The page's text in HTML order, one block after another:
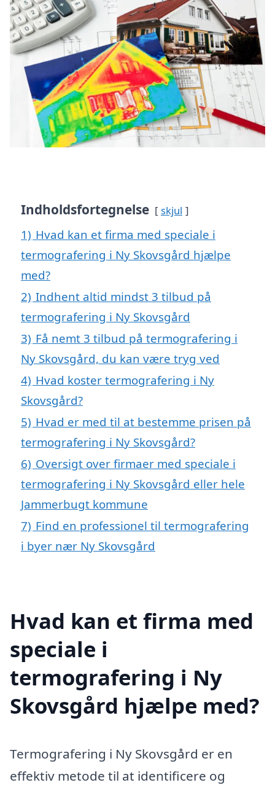
Indholdsfortegnelse skjul
1) Hvad kan et firma med speciale i
termografering i Ny Skovsgård hjælpe
med?
2) Indhent altid mindst 3 tilbud på
termografering i Ny Skovsgård
3) Få nemt 3 tilbud på termografering i
Ny Skovsgård, du kan være tryg ved
4) Hvad koster termografering i Ny
Skovsgård?
5) Hvad er med til at bestemme prisen på
termografering i Ny Skovsgård?
6) Oversigt over firmaer med speciale i
termografering i Ny Skovsgård eller hele
Jammerbugt kommune
7) Find en professionel til termografering
i byer nær Ny Skovsgård
Hvad kan et firma med
speciale i
termografering i Ny
Skovsgård hjælpe med?
Termografering i Ny Skovsgård er en
effektiv metode til at identificere og